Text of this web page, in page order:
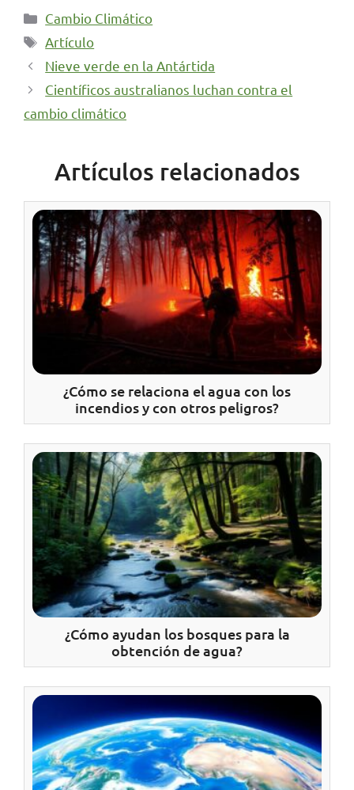
Categorías
Cambio Climático
Etiquetas
Artículo
Nieve verde en la Antártida
Científicos australianos luchan contra el
cambio climático
Artículos relacionados
¿Cómo se relaciona el agua con los
incendios y con otros peligros?
¿Cómo ayudan los bosques para la
obtención de agua?